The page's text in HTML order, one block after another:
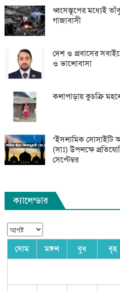
ধ্বংসস্তূপের মধ্যেই
গাজাবাসী
দেশ ও প্রবাসের
ও ভালোবাসা
কলাপাড়ায় কুচক্রি
‘ইসলামিক সোসাইটি
(সাঃ) উপলক্ষে
সেপ্টেম্বর
ক্যালেন্ডার
সোম মঙ্গল বুধ বৃহ